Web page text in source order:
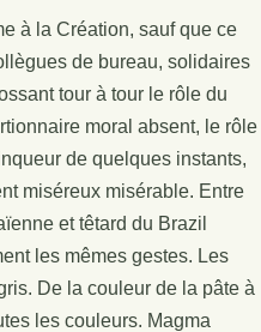
à la Création, sauf que ce
de bureau, solidaires
tour à tour le rôle du
moral absent, le rôle
de quelques instants,
miséreux misérable. Entre
et têtard du Brazil
les mêmes gestes. Les
De la couleur de la pâte à
les couleurs. Magma